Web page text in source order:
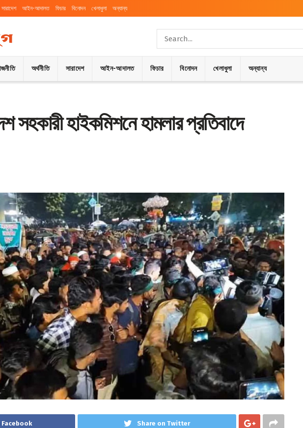
সারাদেশ আইন-আদালত ফিচার বিনোদন খেলাধুলা অন্যান্য
অর্থনীতি সারাদেশ আইন-আদালত ফিচার বিনোদন খেলাধুলা অন্যান্য
সহকারী হাইকমিশনে হামলার প্রতিবাদে
Share on Twitter